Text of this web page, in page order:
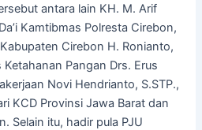
antara lain KH. M. Arif
Kamtibmas Polresta Cirebon,
Cirebon H. Ronianto,
Ketahanan Pangan Drs. Erus
Novi Hendrianto, S.STP.,
KCD Provinsi Jawa Barat dan
Selain itu, hadir pula PJU